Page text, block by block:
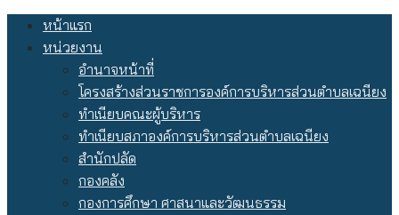
Skip หน้าแรก
หน่วยงาน
อำนาจหน้าที่
โครงสร้างส่วนราชการองค์การบริหารส่วนตำบลเฉนียง
ทำเนียบคณะผู้บริหาร
ทำเนียบสภาองค์การบริหารส่วนตำบลเฉนียง
สำนักปลัด
กองคลัง
กองการศึกษา ศาสนาและวัฒนธรรม